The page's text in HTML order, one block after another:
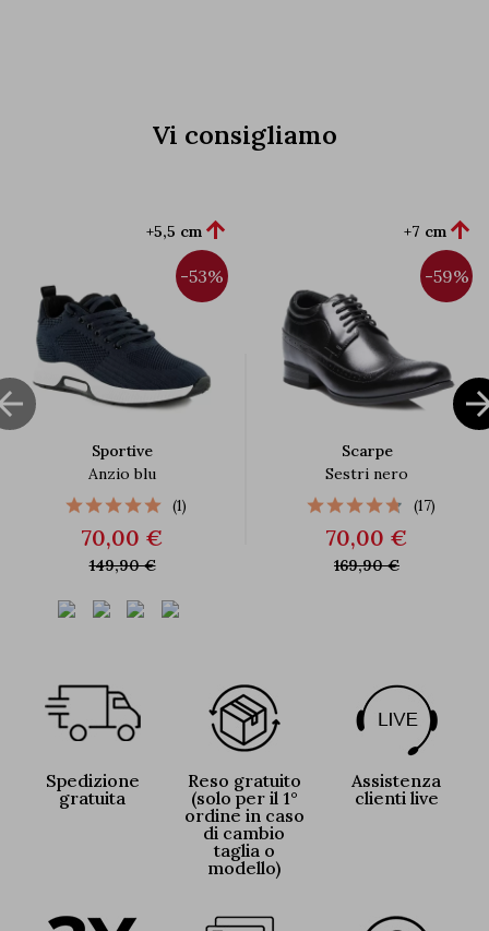
Vi consigliamo
Sportive
Anzio blu
+5,5 cm 
(1)
70,00 €
149,90 €
-53%
Scarpe
Sestri nero
+7 cm 
(17)
70,00 €
169,90 €
-59%
Spedizione
gratuita
Reso gratuito
(solo per il 1°
ordine in caso
di cambio
taglia o
modello)
Assistenza
clienti live